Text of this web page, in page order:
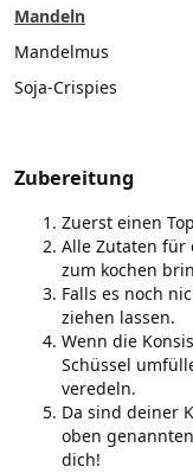
Mandeln
Mandelmus
Soja-Crispies
Zubereitung
Zuerst einen
Alle Zutaten für
zum kochen
Falls es noch
ziehen lassen.
Wenn die
Schüssel
veredeln.
Da sind deiner
oben
dich!